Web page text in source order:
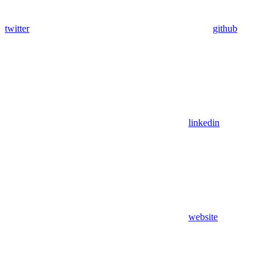
twitter github
linkedin
website